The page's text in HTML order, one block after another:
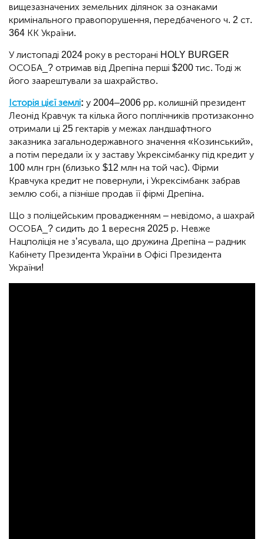
вищезазначених земельних ділянок за ознаками
кримінального правопорушення, передбаченого ч. 2 ст.
364 КК України.
У листопаді 2024 року в ресторані HOLY BURGER
ОСОБА_? отримав від Дрепіна перші $200 тис. Тоді ж
його заарештували за шахрайство.
Історія цієї землі: у 2004–2006 рр. колишній президент
Леонід Кравчук та кілька його поплічників протизаконно
отримали ці 25 гектарів у межах ландшафтного
заказника загальнодержавного значення «Козинський»,
а потім передали їх у заставу Укрексімбанку під кредит у
100 млн грн (близько $12 млн на той час). Фірми
Кравчука кредит не повернули, і Укрексімбанк забрав
землю собі, а пізніше продав її фірмі Дрепіна.
Що з поліцейським провадженням – невідомо, а шахрай
ОСОБА_? сидить до 1 вересня 2025 р. Невже
Нацполіція не з’ясувала, що дружина Дрепіна – радник
Кабінету Президента України в Офісі Президента
України!